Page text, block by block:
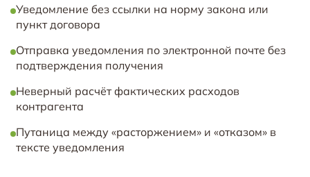
Уведомление без ссылки на норму закона или
пункт договора
Отправка уведомления по электронной почте без
подтверждения получения
Неверный расчёт фактических расходов
контрагента
Путаница между «расторжением» и «отказом» в
тексте уведомления